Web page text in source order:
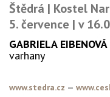
Štědrá | Kostel
5. července | v
GABRIELA EIBENOVÁ
varhany
www.stedra.cz —